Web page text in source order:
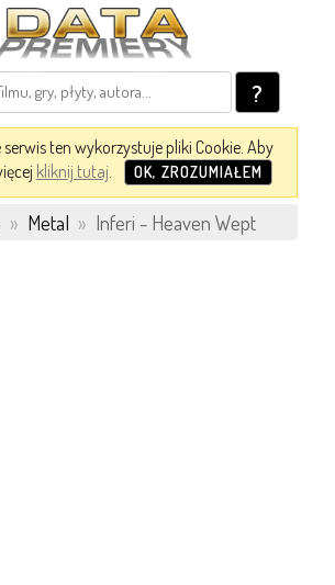
?
ten wykorzystuje pliki Cookie. Aby
kliknij tutaj. OK, ZROZUMIAŁEM
» Metal » Inferi - Heaven Wept